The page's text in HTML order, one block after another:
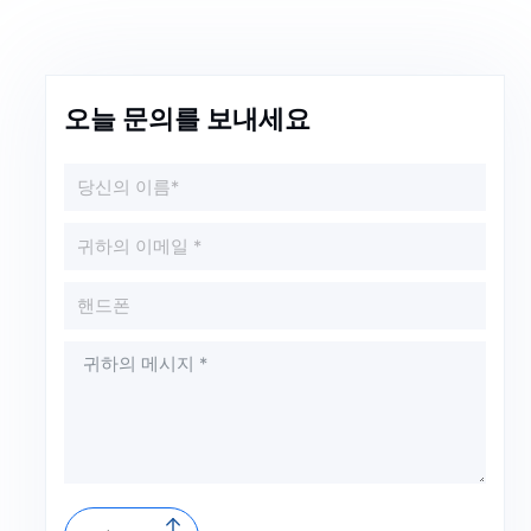
오늘 문의를 보내세요